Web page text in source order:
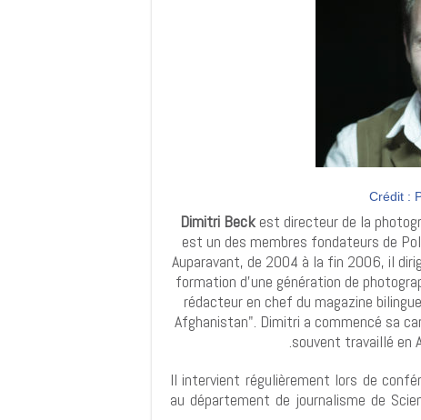
Crédit :
Dimitri Beck est directeur de la
est un des membres fondateurs de
Auparavant, de 2004 à la fin 2006, il
formation d'une génération de
rédacteur en chef du magazine
Afghanistan". Dimitri a commencé sa
souvent travaillé en
Il intervient régulièrement lors de
au département de journalisme de